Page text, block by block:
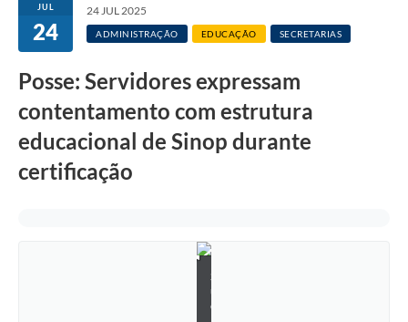
JUL
24
24 JUL 2025
ADMINISTRAÇÃO EDUCAÇÃO SECRETARIAS
Posse: Servidores expressam
contentamento com estrutura
educacional de Sinop durante
certificação
S
u
e